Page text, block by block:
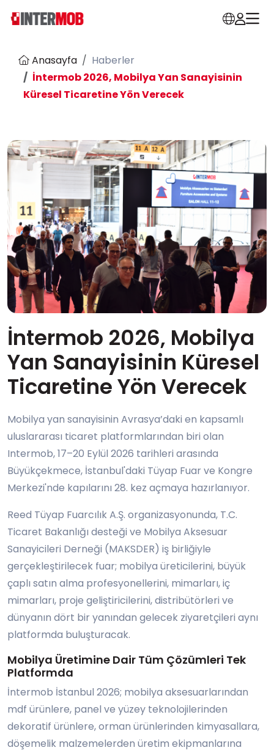
Anasayfa
Haberler
İntermob 2026, Mobilya Yan Sanayisinin
Küresel Ticaretine Yön Verecek
İntermob 2026, Mobilya
Yan Sanayisinin Küresel
Ticaretine Yön Verecek
Mobilya yan sanayisinin Avrasya’daki en kapsamlı
uluslararası ticaret platformlarından biri olan
Intermob, 17–20 Eylül 2026 tarihleri arasında
Büyükçekmece, İstanbul'daki Tüyap Fuar ve Kongre
Merkezi'nde kapılarını 28. kez açmaya hazırlanıyor.
Reed Tüyap Fuarcılık A.Ş. organizasyonunda, T.C.
Ticaret Bakanlığı desteği ve Mobilya Aksesuar
Sanayicileri Derneği (MAKSDER) iş birliğiyle
gerçekleştirilecek fuar; mobilya üreticilerini, büyük
çaplı satın alma profesyonellerini, mimarları, iç
mimarları, proje geliştiricilerini, distribütörleri ve
dünyanın dört bir yanından gelecek ziyaretçileri aynı
platformda buluşturacak.
Mobilya Üretimine Dair Tüm Çözümleri Tek
Platformda
İntermob İstanbul 2026; mobilya aksesuarlarından
mdf ürünlere, panel ve yüzey teknolojilerinden
dekoratif ürünlere, orman ürünlerinden kimyasallara,
döşemelik malzemelerden üretim ekipmanlarına